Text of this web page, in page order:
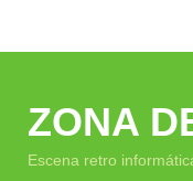
ZONA
Escena retro